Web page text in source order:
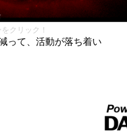
クリック！
って、活動が落ち着い